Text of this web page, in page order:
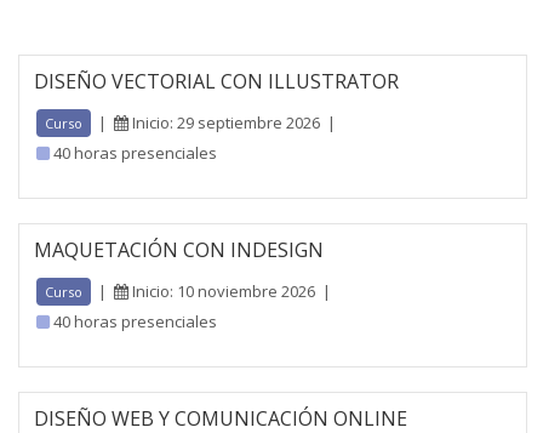
DISEÑO VECTORIAL CON ILLUSTRATOR
Curso | Inicio: 29 septiembre 2026 |
40 horas presenciales
MAQUETACIÓN CON INDESIGN
Curso | Inicio: 10 noviembre 2026 |
40 horas presenciales
DISEÑO WEB Y COMUNICACIÓN ONLINE